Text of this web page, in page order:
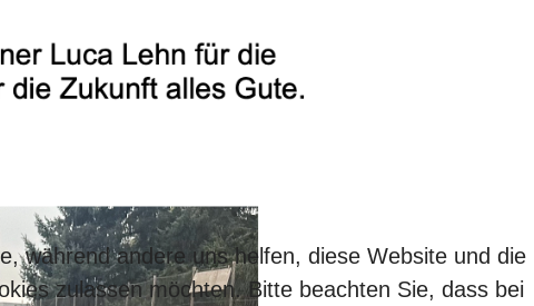
während andere uns helfen, diese Website und die
zulassen möchten. Bitte beachten Sie, dass bei